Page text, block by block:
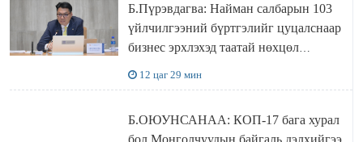
Б.Пүрэвдагва: Найман салбарын 103
үйлчилгээний бүртгэлийг цуцалснаар
бизнес эрхлэхэд таатай нөхцөл
12 цаг 29 мин
Б.ОЮУНСАНАА: КОП-17 бага хурал